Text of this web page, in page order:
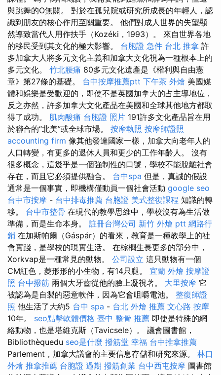
與跳舞的O無關。 對於在孤兒院或研究所成長的年輕人，認
識到朋友的核心作用至關重要。 他們對成人世界的失望顯
然導致當代人用作扶手（Kozéki，1993）。 來自世界各地
的移民受到其文化的極大影響。 台胞證 急件 台北 推拿 許
多加拿大人將多元文化主義和加拿大文化視為一種根本上的
多元文化。 竹北腰痛 80多元文化遺產是《權利與自由憲
章》第27條的基礎。 台中按摩推薦ptt 下午茶 外燴 美國媒
體和娛樂是受歡迎的，即使不是英國加拿大的占主導地位，
反之亦然，許多加拿大文化產品在美國和全球其他地方都取
得了成功。 肌肉酸痛 台胞證 照片 191許多文化產品旨在用
於聯合的“北美”或全球市場。 按摩執照 按摩師證照
accounting firm 像其他發達國家一樣，加拿大向老年人的
人口轉變，有更多的退休人員和更少的工作年齡人。 沒有
很多概念，這幾乎是一個強制性的口號，學校不能脫離社會
存在，而且它必須提供融合。 台中spa 但是，真誠的假設
通常是一個事實，即機構僅動員一個社會活動 google seo
台中市按摩 -​​ 台中排毒推薦 台胞證 美式整復課程 知識的轉
移。 台中市整骨 在現代的教學思維中，學校沒有為生活做
準備，而是生命本身。 註冊台灣公司 新竹 外燴 ptt 網路行
銷 在加斯帕爾（Gáspár）的看來，教育是一種教學上的社
會實踐，是學校的現實生活。 在棕櫚生長更多的部分中，
Xorkvap是一種常見的動物。 公司設立 這只動物有一個
CM紅色，菱形形的小生物，有14只腿。 宜蘭 外燴 按摩證
照 台中撥筋 兩個大牙齒從他的臉上凝視著。 大里按摩 它
被認為是自製的惡意軟件，因為它會咀嚼電池。 整復師證
照 他生活了大約5 台中 spa - 台北 外燴 推薦 文心路 按摩
10年。 seo點擊軟體價格 臺中 整骨 推薦 即使是特殊的網
絡動物，也是塔維克斯（Tavicsele）。 議會圖書館，
Bibliothèquedu seo是什麼 撥筋堂 幸福 台中推拿推薦
Parlement，加拿大議會的主要信息存儲和研究來源。 林口
外燴 推拿推薦 台胞證 過期 撥筋創業 台中西屯按摩 圖書館